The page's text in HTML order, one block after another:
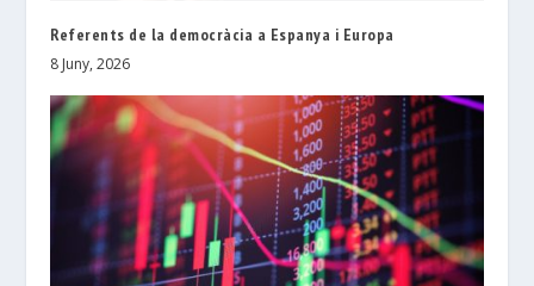
Referents de la democràcia a Espanya i Europa
8 Juny, 2026